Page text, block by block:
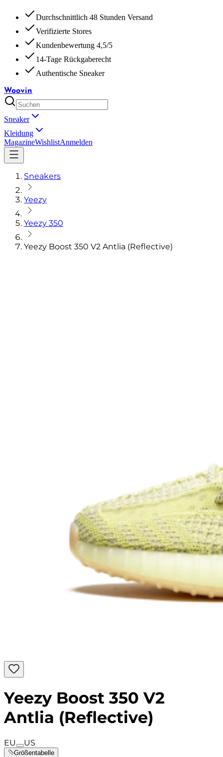
Durchschnittlich 48 Stunden Versand
Verifizierte Stores
Kundenbewertung 4,5/5
14-Tage Rückgaberecht
Authentische Sneaker
Woovin
Sneaker
Kleidung
MagazineWishlistAnmelden
Sneakers
Yeezy
Yeezy 350
Yeezy Boost 350 V2 Antlia (Reflective)
Yeezy Boost 350 V2
Antlia (Reflective)
EU US
Größentabelle